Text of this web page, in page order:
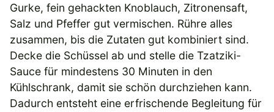
Gurke, fein gehackten Knoblauch, Zitronensaft,
Salz und Pfeffer gut vermischen. Rühre alles
zusammen, bis die Zutaten gut kombiniert sind.
Decke die Schüssel ab und stelle die Tzatziki-
Sauce für mindestens 30 Minuten in den
Kühlschrank, damit sie schön durchziehen kann.
Dadurch entsteht eine erfrischende Begleitung für